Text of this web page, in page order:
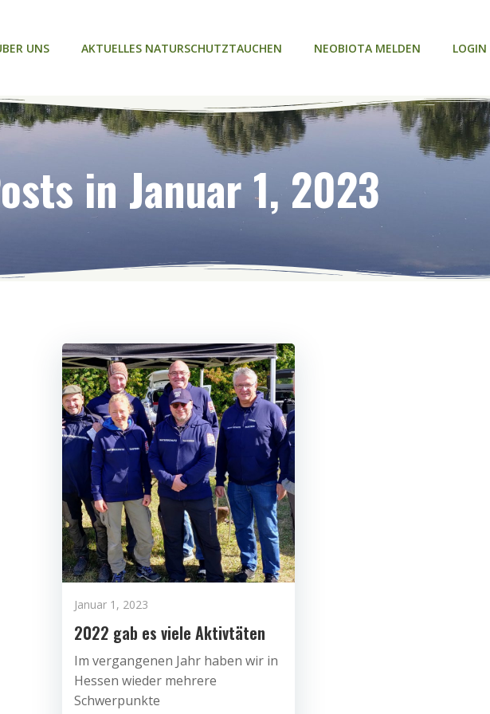
UNS AKTUELLES NATURSCHUTZTAUCHEN NEOBIOTA MELDEN LOGIN
in Januar 1, 2023
Januar 1, 2023
2022 gab es viele Aktivtäten
Im vergangenen Jahr haben wir in
Hessen wieder mehrere
Schwerpunkte